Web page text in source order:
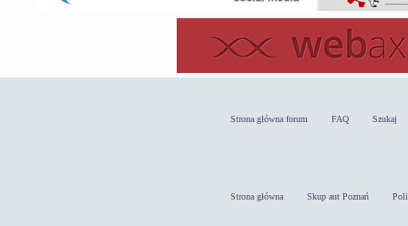
Strona główna forum FAQ Szukaj
Strona główna Skup aut Poznań